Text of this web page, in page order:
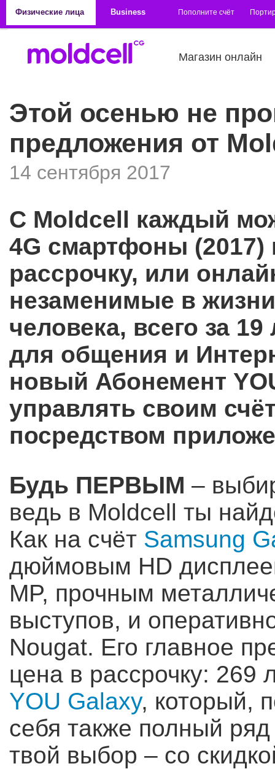
Физические лица
Business Пополните счёт
Магазин онлайн
Этой осенью не
предложения от
14 сентября 2017
С Moldcell каждый
4G смартфоны (2017)
рассрочку, или
незаменимые в
человека, всего за
для общения и
новый Абонемент
управлять своим
посредством
Будь ПЕРВЫМ –
ведь в Moldcell ты
Как на счёт Samsung
дюймовым HD
MP, прочным
выступов, и
Nougat. Его главное
цена в рассрочку: 269
YOU Galaxy, который,
себя также полный
твой выбор – со